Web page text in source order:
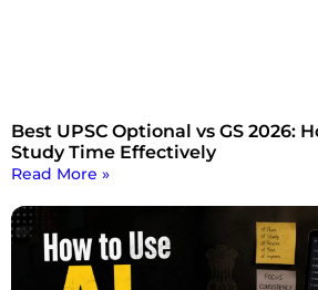
Best UPSC Optional vs GS 2026:
Study Time Effectively
Read More »